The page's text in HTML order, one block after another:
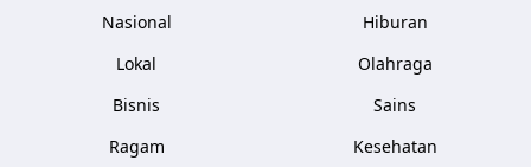
Nasional
Lokal
Bisnis
Ragam
Hiburan
Olahraga
Sains
Kesehatan